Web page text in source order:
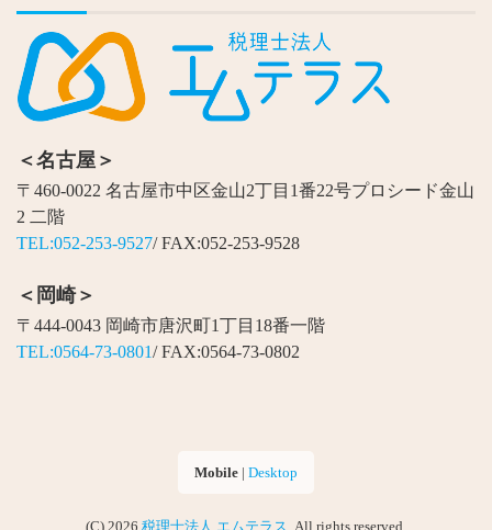
＜名古屋＞
〒460-0022 名古屋市中区金山2丁目1番22号プロシード金山
2 二階
TEL:052-253-9527/ FAX:052-253-9528
＜岡崎＞
〒444-0043 岡崎市唐沢町1丁目18番一階
TEL:0564-73-0801/ FAX:0564-73-0802
Mobile | Desktop
(C) 2026 税理士法人 エムテラス . All rights reserved.